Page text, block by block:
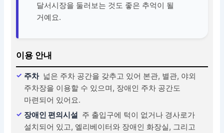
달서시장을 둘러보는 것도 좋은 추억이 될
거예요.
이용 안내
주차 넓은 주차 공간을 갖추고 있어 본관, 별관, 야외
주차장을 이용할 수 있으며, 장애인 주차 공간도
마련되어 있어요.
장애인 편의시설 주 출입구에 턱이 없거나 경사로가
설치되어 있고, 엘리베이터와 장애인 화장실, 그리고